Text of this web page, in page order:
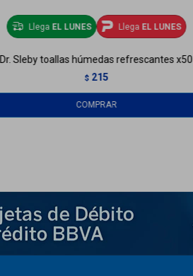
Llega EL LUNES Llega EL LUNES
Dr. Sleby toallas húmedas refrescantes x50
$ 215